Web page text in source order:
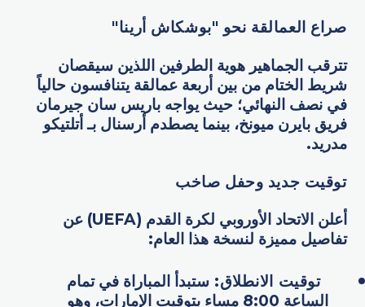
صراع العمالقة نحو "بوشكاش أرينا"
تترقب الجماهير هوية الطرفين اللذين سيقصان
شريط الختام من بين أربعة عمالقة يتنافسون حالياً
في نصف النهائي؛ حيث يواجه باريس سان جيرمان
فريق بايرن ميونخ، بينما يصطدم أرسنال بـ أتلتيكو
مدريد.
توقيت جديد وحفل صاخب
أعلن الاتحاد الأوروبي لكرة القدم (UEFA) عن
تفاصيل مميزة لنسخة هذا العام:
توقيت الانطلاق: ستبدأ المباراة في تمام
الساعة 8:00 مساء بتوقيت الإمارات، وهو